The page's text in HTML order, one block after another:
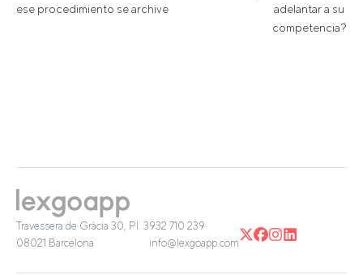
ese procedimiento se archive
adelantar a su
competencia?
Travessera de Gràcia 30, Pl. 3
08021 Barcelona
932 710 239
info@lexgoapp.com